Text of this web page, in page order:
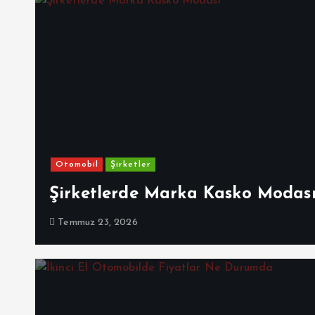
Otomobil Şirketler
Şirketlerde Marka Kasko
Temmuz 23, 2026